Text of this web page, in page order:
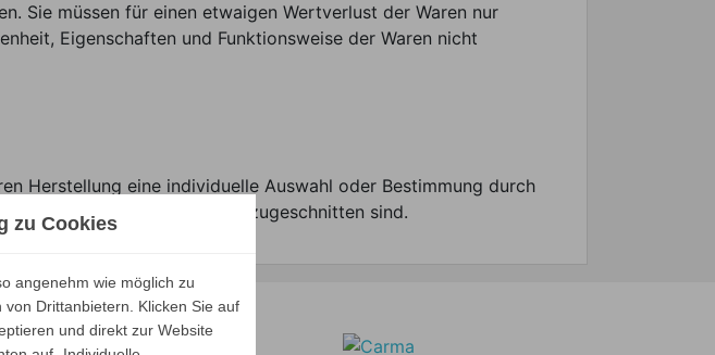
Sie müssen für einen etwaigen Wertverlust der Waren nur
Eigenschaften und Funktionsweise der Waren nicht
Herstellung eine individuelle Auswahl oder Bestimmung durch
des Verbrauchers zugeschnitten sind.
zu Cookies
angenehm wie möglich zu
Drittanbietern. Klicken Sie auf
und direkt zur Website